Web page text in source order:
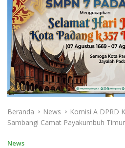
Beranda News
Komisi A DPRD
Sambangi Camat Payakumbuh Timur
News